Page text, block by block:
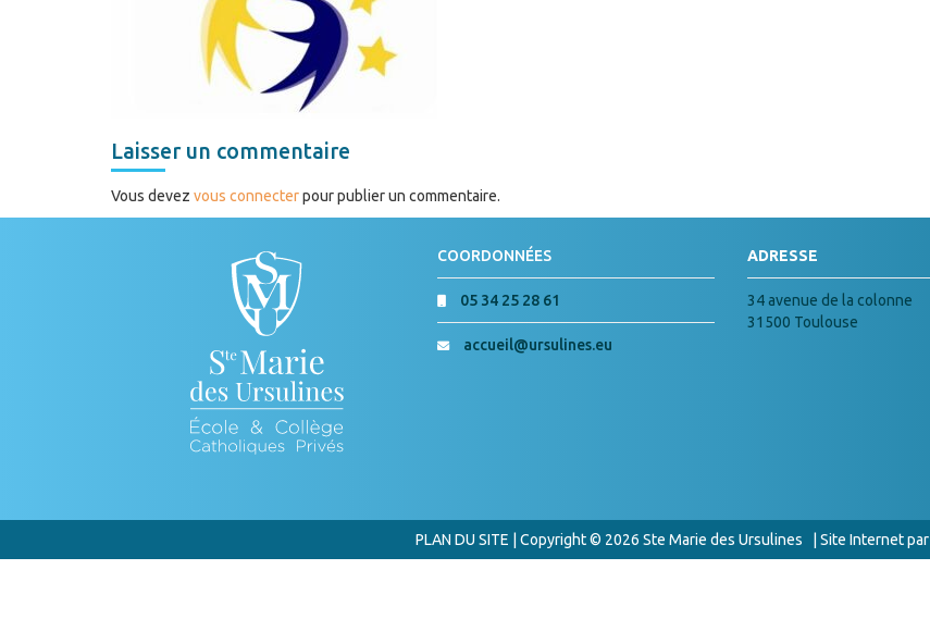
Laisser un commentaire
Vous devez vous connecterpour publier un commentaire.
COORDONNÉES
05 34 25 28 61
accueil@ursulines.eu
ADRESSE
34 avenue de la colonne
31500 Toulouse
PLAN DU SITE | Copyright © 2026 Ste Marie des Ursulines | Site Internet par